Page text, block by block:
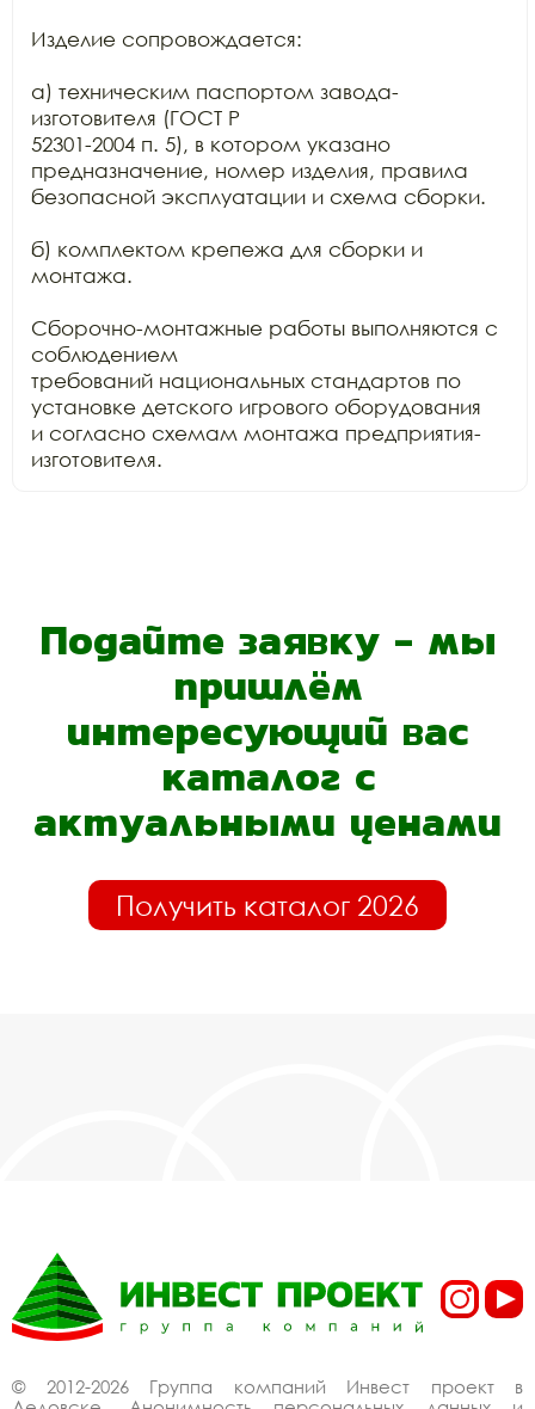
Изделие сопровождается:
а) техническим паспортом завода-
изготовителя (ГОСТ Р
52301-2004 п. 5), в котором указано
предназначение, номер изделия, правила
безопасной эксплуатации и схема сборки.
б) комплектом крепежа для сборки и
монтажа.
Сборочно-монтажные работы выполняются с
соблюдением
требований национальных стандартов по
установке детского игрового оборудования
и согласно схемам монтажа предприятия-
изготовителя.
Подайте заявку - мы
пришлём
интересующий вас
каталог с
актуальными ценами
Получить каталог 2026
© 2012-2026 Группа компаний Инвест проект в